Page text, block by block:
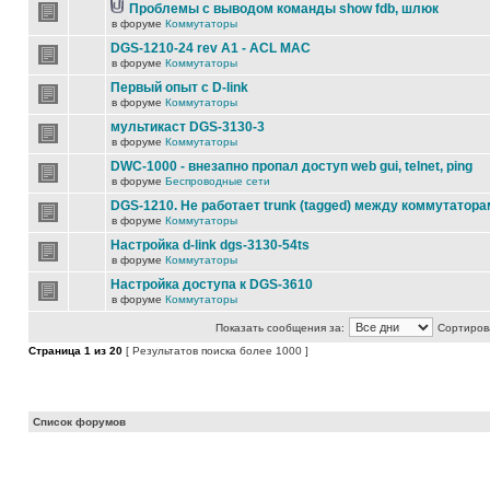
Проблемы с выводом команды show fdb, шлюк
в форуме Коммутаторы
DGS-1210-24 rev A1 - ACL MAC
в форуме Коммутаторы
Первый опыт с D-link
в форуме Коммутаторы
мультикаст DGS-3130-3
в форуме Коммутаторы
DWC-1000 - внезапно пропал доступ web gui, telnet, ping
в форуме Беспроводные сети
DGS-1210. Не работает trunk (tagged) между
в форуме Коммутаторы
Настройка d-link dgs-3130-54ts
в форуме Коммутаторы
Настройка доступа к DGS-3610
в форуме Коммутаторы
Показать сообщения за:
Страница 1 из 20 [ Результатов поиска более 1000 ]
Список форумов